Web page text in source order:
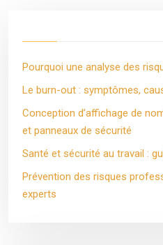
Pourquoi une analyse des
Le burn-out : symptômes,
Conception d’affichage de
et panneaux de sécurité
Santé et sécurité au travail :
Prévention des risques
experts